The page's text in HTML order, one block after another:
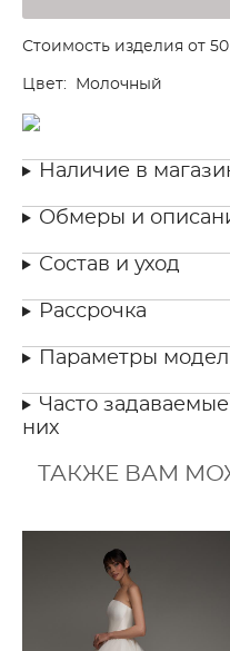
Стоимость изделия от
Цвет: Молочный
Наличие в
Обмеры и
Состав и уход
Рассрочка
Параметры
Часто
них
ТАКЖЕ ВАМ